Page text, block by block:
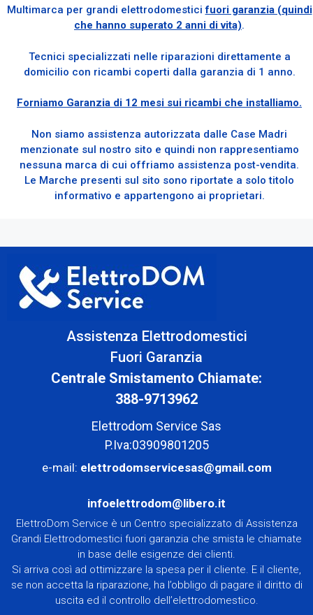
Multimarca per grandi elettrodomesticifuori garanzia (quindi
che hanno superato 2 anni di vita).
Tecnici specializzati nelle riparazioni direttamente a
domicilio con ricambi coperti dalla garanzia di 1 anno.
Forniamo Garanzia di 12 mesi sui ricambi che installiamo.
Non siamo assistenza autorizzata dalle Case Madri
menzionate sul nostro sito e quindi non rappresentiamo
nessuna marca di cui offriamo assistenza post-vendita.
Le Marche presenti sul sito sono riportate a solo titolo
informativo e appartengono ai proprietari.
Assistenza Elettrodomestici
Fuori Garanzia
Centrale Smistamento Chiamate:
388-9713962
Elettrodom Service Sas
P.Iva:03909801205
e-mail: elettrodomservicesas@gmail.com
infoelettrodom@libero.it
ElettroDom Service è un Centro specializzato di Assistenza
Grandi Elettrodomestici fuori garanzia che smista le chiamate
in base delle esigenze dei clienti.
Si arriva così ad ottimizzare la spesa per il cliente. E il cliente,
se non accetta la riparazione, ha l’obbligo di pagare il diritto di
uscita ed il controllo dell’elettrodomestico.